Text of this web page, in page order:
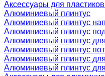
Аксессуары для
Алюминиевый плинтус
Алюминиевый плинтус
Алюминиевый плинтус под
Алюминиевый плинтус
Алюминиевый плинтус
Алюминиевый плинтус
Алюминиевый плинтус